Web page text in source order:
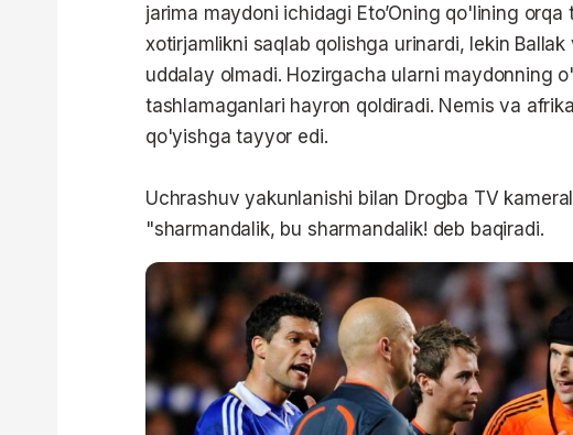
jarima maydoni ichidagi Eto’Oning qo'lining
xotirjamlikni saqlab qolishga urinardi, lekin
uddalay olmadi. Hozirgacha ularni maydonning
tashlamaganlari hayron qoldiradi. Nemis va
qo'yishga tayyor edi.
Uchrashuv yakunlanishi bilan Drogba TV
"sharmandalik, bu sharmandalik! deb baqiradi.